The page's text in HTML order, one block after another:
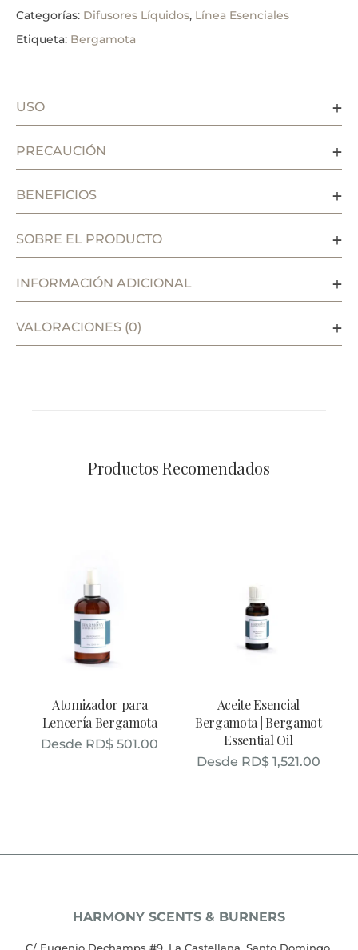
Categorías: Difusores Líquidos, Línea Esenciales
Etiqueta: Bergamota
USO
PRECAUCIÓN
BENEFICIOS
SOBRE EL PRODUCTO
INFORMACIÓN ADICIONAL
VALORACIONES (0)
Productos Recomendados
Atomizador para
Lencería Bergamota
Desde RD$ 501.00
Aceite Esencial
Bergamota | Bergamot
Essential Oil
Desde RD$1,521.00
HARMONY SCENTS & BURNERS
C/ Eugenio Dechamps #9, La Castellana, Santo Domingo,